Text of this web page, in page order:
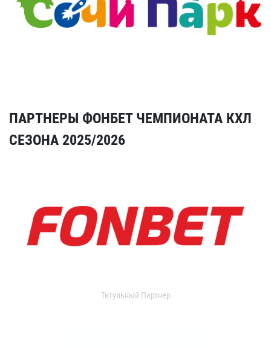
ПАРТНЕРЫ ФОНБЕТ ЧЕМПИОНАТА КХЛ
СЕЗОНА 2025/2026
Титульный Партнер